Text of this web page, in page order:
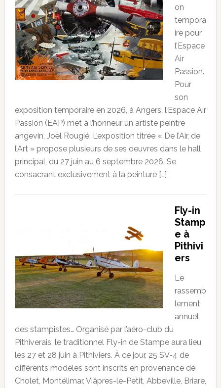
on
tempora
ire pour
l’Espace
Air
Passion.
Pour
son
exposition temporaire en 2026, à Angers, l’Espace Air
Passion (EAP) met à l’honneur un artiste peintre
angevin, Joël Rougié. L’exposition titrée « De l’Air, de
l’Art » propose plusieurs de ses oeuvres dans le hall
principal, du 27 juin au 6 septembre 2026. Se
consacrant exclusivement à la peinture […]
Fly-in
Stamp
e à
Pithivi
ers
Le
rassemb
lement
annuel
des stampistes… Organisé par l’aéro-club du
Pithiverais, le traditionnel Fly-in de Stampe aura lieu
les 27 et 28 juin à Pithiviers. À ce jour, 25 SV-4 de
différents modèles sont inscrits en provenance de
Cholet, Montélimar, Viâpres-le-Petit, Abbeville, Briare,